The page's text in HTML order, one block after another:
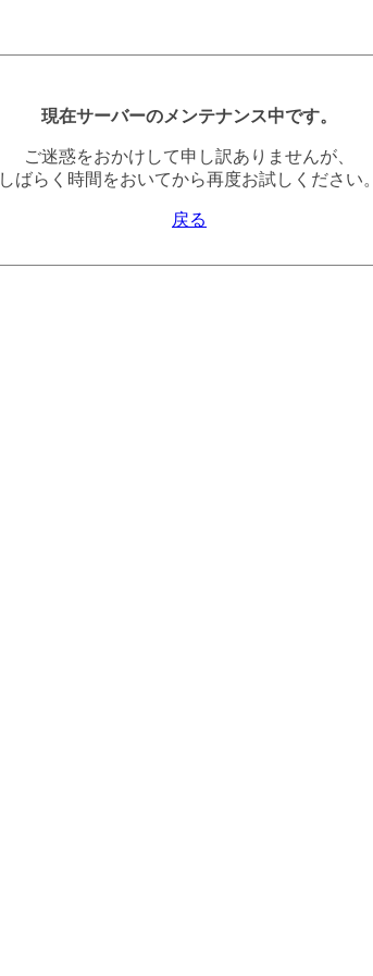
現在サーバーのメンテナンス中です。
ご迷惑をおかけして申し訳ありませんが、
しばらく時間をおいてから再度お試しください。
戻る